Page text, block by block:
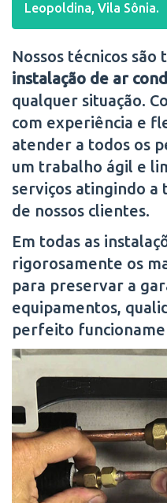
Leopoldina, Vila Sônia.
Nossos técnicos
instalação de ar
qualquer situação.
com experiência e
atender a todos os
um trabalho ágil e
serviços atingindo a
de nossos clientes.
Em todas as
rigorosamente os
para preservar a
equipamentos,
perfeito